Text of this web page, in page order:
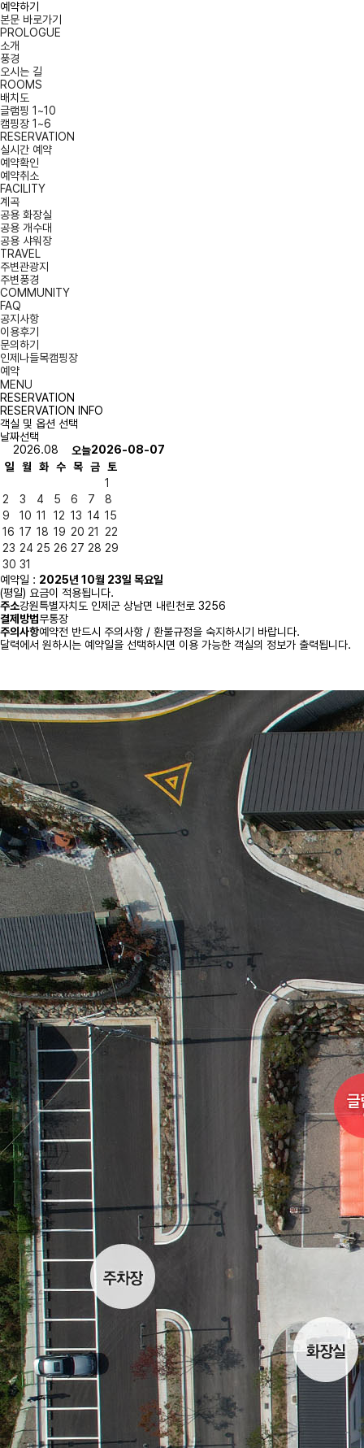
예약하기
본문 바로가기
PROLOGUE
소개
풍경
오시는 길
ROOMS
배치도
글램핑 1~10
캠핑장 1~6
RESERVATION
실시간 예약
예약확인
예약취소
FACILITY
계곡
공용 화장실
공용 개수대
공용 샤워장
TRAVEL
주변관광지
주변풍경
COMMUNITY
FAQ
공지사항
이용후기
문의하기
인제나들목캠핑장
예약
MENU
RESERVATION
RESERVATION INFO
객실 및 옵션 선택
날짜선택
2026.08 오늘2026-08-07
일
월 화 수 목 금 토
1
2
3 4 5 6 7
8
9
10 11 12 13 14 15
16 17 18 19 20 21
22
23 24 25 26 27 28 29
30 31
예약일 : 2025년 10월 23일 목요일
(평일) 요금이 적용됩니다.
주소강원특별자치도 인제군 상남면 내린천로 3256
결제방법무통장
주의사항예약전 반드시 주의사항 / 환불규정을 숙지하시기 바랍니다.
달력에서 원하시는 예약일을 선택하시면 이용 가능한 객실의 정보가 출력됩니다.